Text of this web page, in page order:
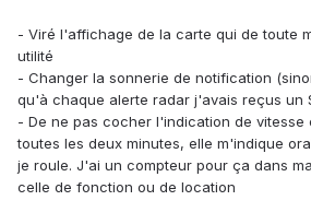
- Viré l'affichage de la carte qui de toute
utilité
- Changer la sonnerie de notification
qu'à chaque alerte radar j'avais reçus un
- De ne pas cocher l'indication de vitesse
toutes les deux minutes, elle m'indique
je roule. J'ai un compteur pour ça dans
celle de fonction ou de location